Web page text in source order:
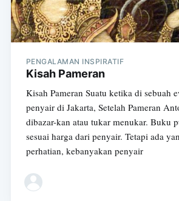
PENGALAMAN INSPIRATIF
Kisah Pameran
Kisah Pameran Suatu ketika di sebuah
penyair di Jakarta, Setelah Pameran
dibazar-kan atau tukar menukar. Buku
sesuai harga dari penyair. Tetapi ada
perhatian, kebanyakan penyair